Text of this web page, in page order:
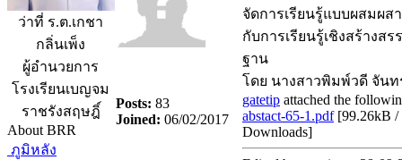
ว่าที่ ร.ต.เกชา
กลิ่นเพ็ง
ผู้อำนวยการ
โรงเรียนเบญจม
ราชรังสฤษฎิ์
About BRR
ภูมิหลัง
Posts: 83
Joined: 06/02/2017
จัดการเรียนรู้แบบผสมผส
กับการเรียนรู้เชิงสร้างสร
ฐาน
โดย นางสาวพิมพ์วดี จัน
gatetip attached the
abstact-65-1.pdf[99.26kB /
Downloads]